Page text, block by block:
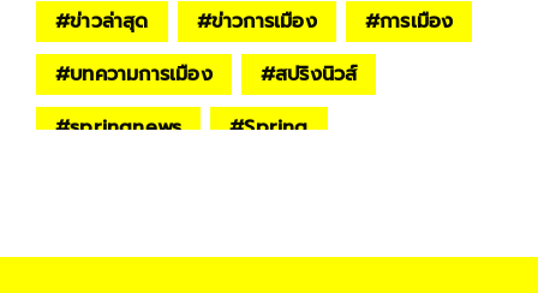
#ข่าวล่าสุด #ข่าวการเมือง #การเมือง
#บทความการเมือง #สปริงนิวส์
#springnews #Spring